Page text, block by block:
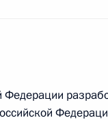
Федерации